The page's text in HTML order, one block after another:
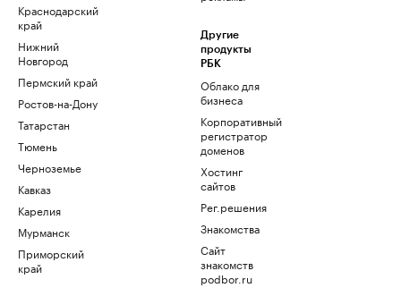
Краснодарский
край
Нижний
Новгород
Пермский край
Ростов-на-Дону
Татарстан
Тюмень
Черноземье
Кавказ
Карелия
Мурманск
Приморский
край
Другие
продукты
РБК
Облако для
бизнеса
Корпоративный
регистратор
доменов
Хостинг
сайтов
Рег.решения
Знакомства
Сайт
знакомств
podbor.ru